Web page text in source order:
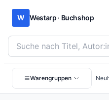
W Westarp · Buchshop
Bücher suchen nach Titel,
Warengruppen